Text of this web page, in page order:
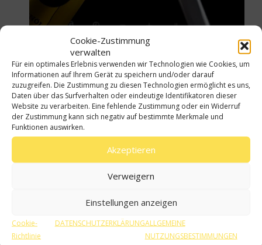
Cookie-Zustimmung
verwalten
Für ein optimales Erlebnis verwenden wir Technologien wie Cookies, um
Informationen auf Ihrem Gerät zu speichern und/oder darauf
zuzugreifen. Die Zustimmung zu diesen Technologien ermöglicht es uns,
Daten über das Surfverhalten oder eindeutige Identifikatoren dieser
Website zu verarbeiten. Eine fehlende Zustimmung oder ein Widerruf
der Zustimmung kann sich negativ auf bestimmte Merkmale und
Funktionen auswirken.
Akzeptieren
Verweigern
Einstellungen anzeigen
Cookie-
Richtlinie
DATENSCHUTZERKLÄRUNGALLGEMEINE
NUTZUNGSBESTIMMUNGEN
In einer großen Bratpfanne, in die das Filet
perfekt hineinpasst, 50 ml spanisches Olivenöl
erhitzen.
Sobald es gebräunt ist, das Filet umdrehen.
Wenn beide Seiten des Filets goldbraun sind,
lassen Sie es auf Papiertüchern ruhen, um das
überschüssige Öl aufzusaugen.